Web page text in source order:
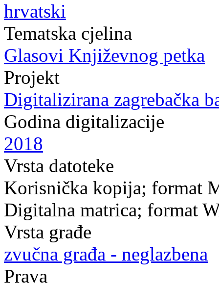
hrvatski
Tematska cjelina
Glasovi Književnog petka
Projekt
Digitalizirana zagrebačka
Godina digitalizacije
2018
Vrsta datoteke
Korisnička kopija; format
Digitalna matrica; format
Vrsta građe
zvučna građa - neglazbena
Prava